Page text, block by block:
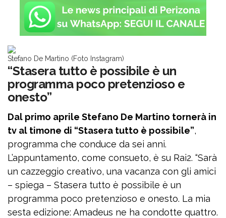
Stefano De Martino (Foto Instagram)
“Stasera tutto è possibile è un
programma poco pretenzioso e
onesto”
Dal primo aprile Stefano De Martino tornerà in
tv al timone di “Stasera tutto è possibile”,
programma che conduce da sei anni.
L’appuntamento, come consueto, è su Rai2. “Sarà
un cazzeggio creativo, una vacanza con gli amici
– spiega – Stasera tutto è possibile è un
programma poco pretenzioso e onesto. La mia
sesta edizione: Amadeus ne ha condotte quattro.